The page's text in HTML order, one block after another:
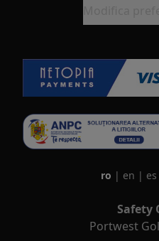
ro | en | es
Safety
Portwest